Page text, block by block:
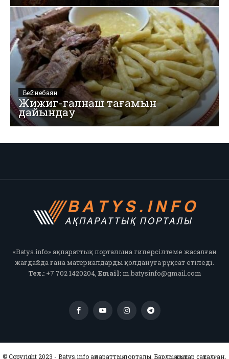
Бейнебаян
Жижиг-галнаш тағамын
дайындау
«Batys.info» ақпараттық порталына гиперсілтеме жасалған
жағдайда ғана материалдарды қолдануға рұқсат етіледі.
Тел.:+7 702 1420204, Email:m.batysinfo@gmail.com
© Copyright 2023 - Batys.info ақпараттық порталы. Барлық құқықтар сақталған.